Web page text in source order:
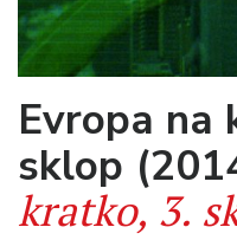
Evropa na
sklop
kratko, 3.